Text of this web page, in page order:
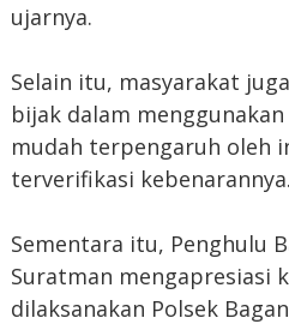
ujarnya.
Selain itu, masyarakat
bijak dalam
mudah terpengaruh oleh
terverifikasi kebenarannya.
Sementara itu, Penghulu
Suratman mengapresiasi
dilaksanakan Polsek